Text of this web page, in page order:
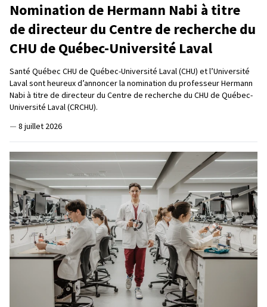
Nomination de Hermann Nabi à titre
de directeur du Centre de recherche du
CHU de Québec-Université Laval
Santé Québec CHU de Québec-Université Laval (CHU) et l’Université
Laval sont heureux d’annoncer la nomination du professeur Hermann
Nabi à titre de directeur du Centre de recherche du CHU de Québec-
Université Laval (CRCHU).
— 8 juillet 2026